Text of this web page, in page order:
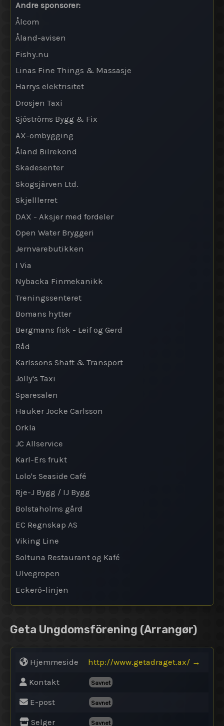
Andre sponsorer:
Ålcom
Åland-avisen
Fishy.nu
Linas Fine Things & Massasje
Harrys elektrisitet
Drosjen Taxi
Sjöströms Bygg & Fix
AX-ombygging
Åland Bilrekond
Skadesenter
Skogsjärven Ltd.
Skjelllerret
DAX - Aksjer med fordeler
Open Water Bryggeri
Jernvarebutikken
I Via
Nybacka Finmekanikk
Treningssenteret
Bomans hytter
Bergmans fisk - Leif og Gerd
Råd
Karlssons Shaft & Transport
Jolly's Taxi
Sparesalen
Hauker Jocke Carlsson
Orkla
JC Allservice
Karl-Ers frukt
Lolo's Seaside Café
Rje-J Bygg / IJ Bygg
Bolstaholms gård
EC Regnskap AS
Viking Line
Soltuna Restaurant og Kafé
Ulvegropen
Eckerö-linjen
Geta Ungdomsförening (Arrangør)
Hjemmeside http://www.getadraget.ax/ →
Kontakt Savnet
E-post Savnet
Selger Savnet